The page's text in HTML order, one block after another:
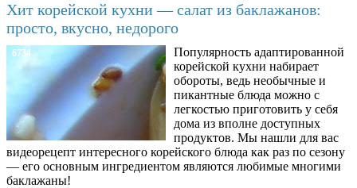
Хит корейской кухни — салат из баклажанов:
просто, вкусно, недорого
6734
Популярность адаптированной
корейской кухни набирает
обороты, ведь необычные и
пикантные блюда можно с
легкостью приготовить у себя
дома из вполне доступных
продуктов. Мы нашли для вас
видеорецепт интересного корейского блюда как раз по сезону
— его основным ингредиентом являются любимые многими
баклажаны!